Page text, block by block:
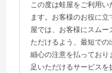
この度は蛙屋をご利用
ます。お客様のお役に
屋では、お客様にスム
ただけるよう、最短での
細心の注意を払っており
足いただけるサービス